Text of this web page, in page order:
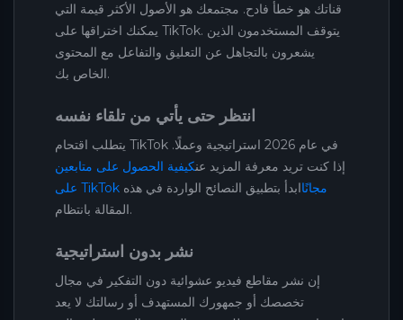
قناتك هو خطأ فادح. مجتمعك هو الأصول الأكثر قيمة التي
يمكنك اختراقها على TikTok. يتوقف المستخدمون الذين
يشعرون بالتجاهل عن التعليق والتفاعل مع المحتوى
الخاص بك.
انتظر حتى يأتي من تلقاء نفسه
يتطلب اقتحام TikTok في عام 2026 استراتيجية وعملًا.
إذا كنت تريد معرفة المزيد عنكيفية الحصول على متابعين
على TikTok مجانًاابدأ بتطبيق النصائح الواردة في هذه
المقالة بانتظام.
نشر بدون استراتيجية
إن نشر مقاطع فيديو عشوائية دون التفكير في مجال
تخصصك أو جمهورك المستهدف أو رسالتك لا يعد